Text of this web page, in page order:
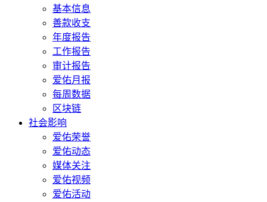
基本信息
善款收支
年度报告
工作报告
审计报告
爱佑月报
每周数据
区块链
社会影响
爱佑荣誉
爱佑动态
媒体关注
爱佑视频
爱佑活动